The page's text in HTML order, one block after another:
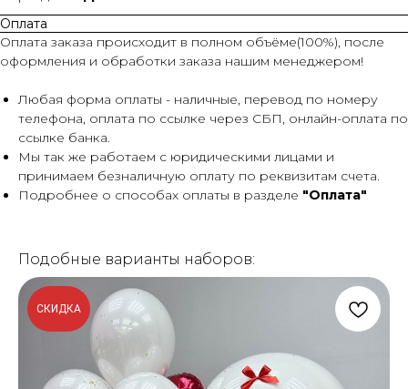
Оплата
Оплата заказа происходит в полном объёме(100%), после
оформления и обработки заказа нашим менеджером!
Любая форма оплаты - наличные, перевод по номеру
телефона, оплата по ссылке через СБП, онлайн-оплата по
ссылке банка.
Мы так же работаем с юридическими лицами и
принимаем безналичную оплату по реквизитам счета.
Подробнее о способах оплаты в разделе "Оплата"
Подобные варианты наборов:
СКИДКА